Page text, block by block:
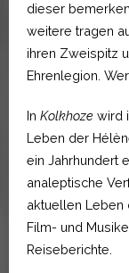
dieser
weitere tragen
ihren Zweispitz
Ehrenlegion.
In Kolkhoze wird
Leben der
ein Jahrhundert
analeptische
aktuellen Leben
Film- und
Reiseberichte.